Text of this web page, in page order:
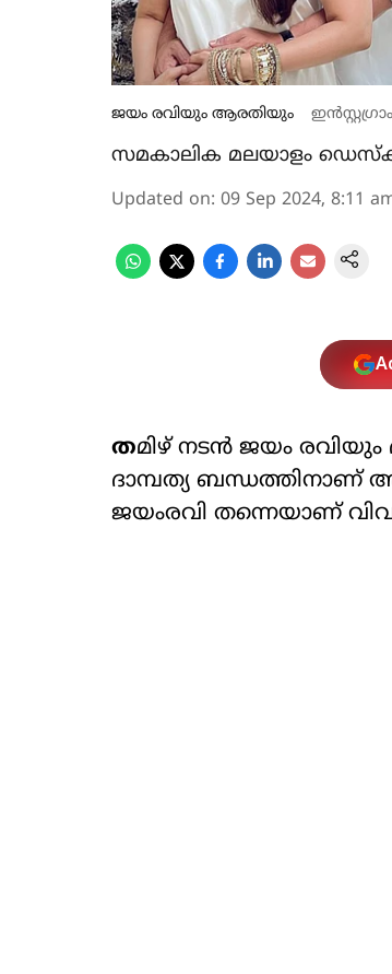
ജയം രവിയും ആരതിയും ഇൻസ്റ്റ​ഗ്രാം
സമകാലിക മലയാളം
Updated on: 09 Sep 2024, 8:11
തമിഴ് നടന്‍ ജയം
ദാമ്പത്യ ബന്ധത്തിനാണ്
ജയംരവി തന്നെയാണ്